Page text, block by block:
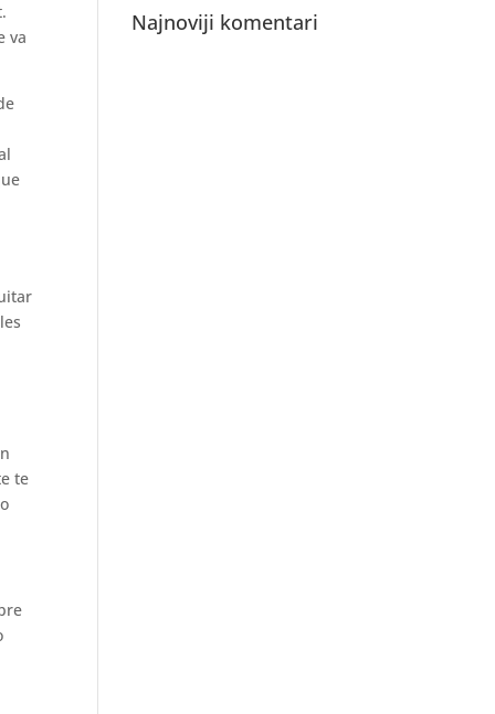
va
te
Najnoviji komentari